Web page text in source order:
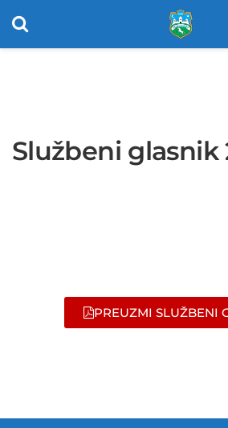
Službeni glasnik
PREUZMI SLUŽBENI